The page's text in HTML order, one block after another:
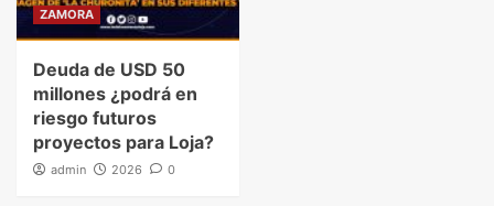
ZAMORA
Deuda de USD 50
millones ¿podrá en
riesgo futuros
proyectos para Loja?
admin 2026 0